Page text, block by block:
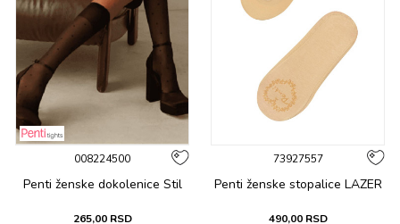
008224500
Penti ženske dоkоlеnicе Stil
265,00 RSD
73927557
Penti ženske stоpalicе LAZER
490,00 RSD